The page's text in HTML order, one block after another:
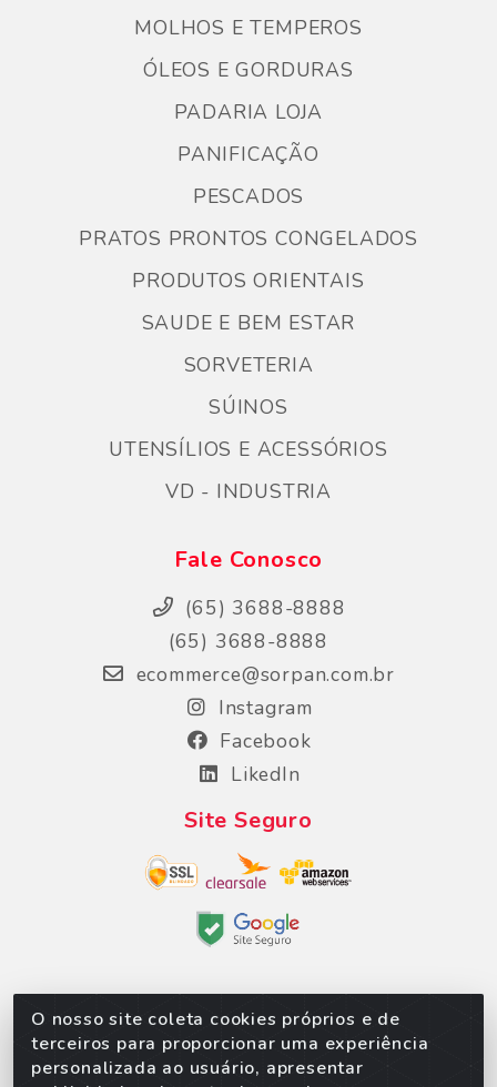
O nosso site coleta cookies próprios e de
terceiros para proporcionar uma experiência
personalizada ao usuário, apresentar
MOLHOS E TEMPEROS
ÓLEOS E GORDURAS
PADARIA LOJA
PANIFICAÇÃO
PESCADOS
PRATOS PRONTOS CONGELADOS
PRODUTOS ORIENTAIS
SAUDE E BEM ESTAR
SORVETERIA
SÚINOS
UTENSÍLIOS E ACESSÓRIOS
VD - INDUSTRIA
Fale Conosco
(65) 3688-8888
(65) 3688-8888
ecommerce@sorpan.com.br
Instagram
Facebook
LikedIn
Site Seguro
Sorpan - Rodovia dos Imigrantes, Lote 06, São
Matheus, Várzea Grande/MT – CEP 78152-135 -
CNPJ 02.623.537/0010-24